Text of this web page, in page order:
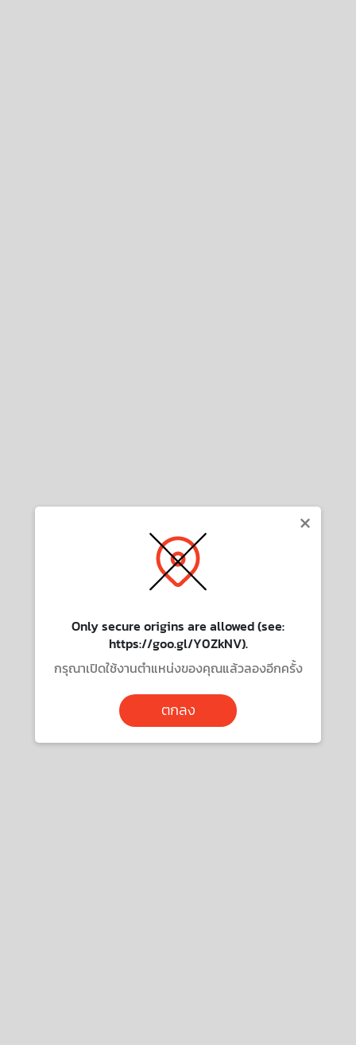
×
Only secure origins are allowed (see:
https://goo.gl/Y0ZkNV).
กรุณาเปิดใช้งานตำแหน่งของคุณแล้วลองอีกครั้ง
ตกลง